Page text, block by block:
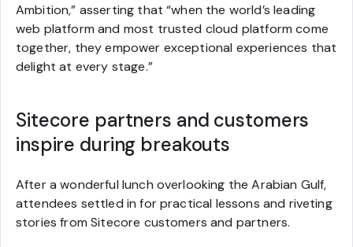
Ambition,” asserting that “when the world’s leading
web platform and most trusted cloud platform come
together, they empower exceptional experiences that
delight at every stage.”
Sitecore partners and customers
inspire during breakouts
After a wonderful lunch overlooking the Arabian Gulf,
attendees settled in for practical lessons and riveting
stories from Sitecore customers and partners.